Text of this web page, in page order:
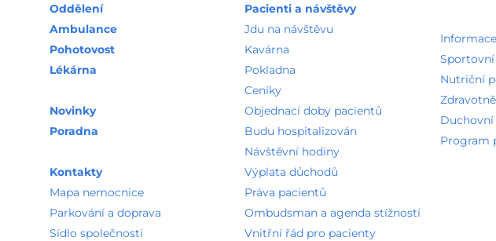
Oddělení
Ambulance
Pohotovost
Lékárna
Novinky
Poradna
Kontakty
Mapa nemocnice
Parkování a doprava
Sídlo společnosti
Pacienti a návštěvy
Jdu na návštěvu
Kavárna
Pokladna
Ceníky
Objednací doby pacientů
Budu hospitalizován
Návštěvní hodiny
Výplata důchodů
Práva pacientů
Ombudsman a agenda stížností
Vnitřní řád pro pacienty
Nutriční
Duchovní
Program